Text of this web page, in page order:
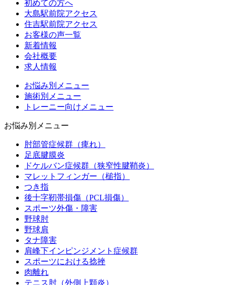
初めての方へ
大島駅前院アクセス
住吉駅前院アクセス
お客様の声一覧
新着情報
会社概要
求人情報
お悩み別メニュー
施術別メニュー
トレーニー向けメニュー
お悩み別メニュー
肘部管症候群（痺れ）
足底腱膜炎
ドケルバン症候群（狭窄性腱鞘炎）
マレットフィンガー（槌指）
つき指
後十字靭帯損傷（PCL損傷）
スポーツ外傷・障害
野球肘
野球肩
タナ障害
肩峰下インピンジメント症候群
スポーツにおける捻挫
肉離れ
テニス肘（外側上顆炎）